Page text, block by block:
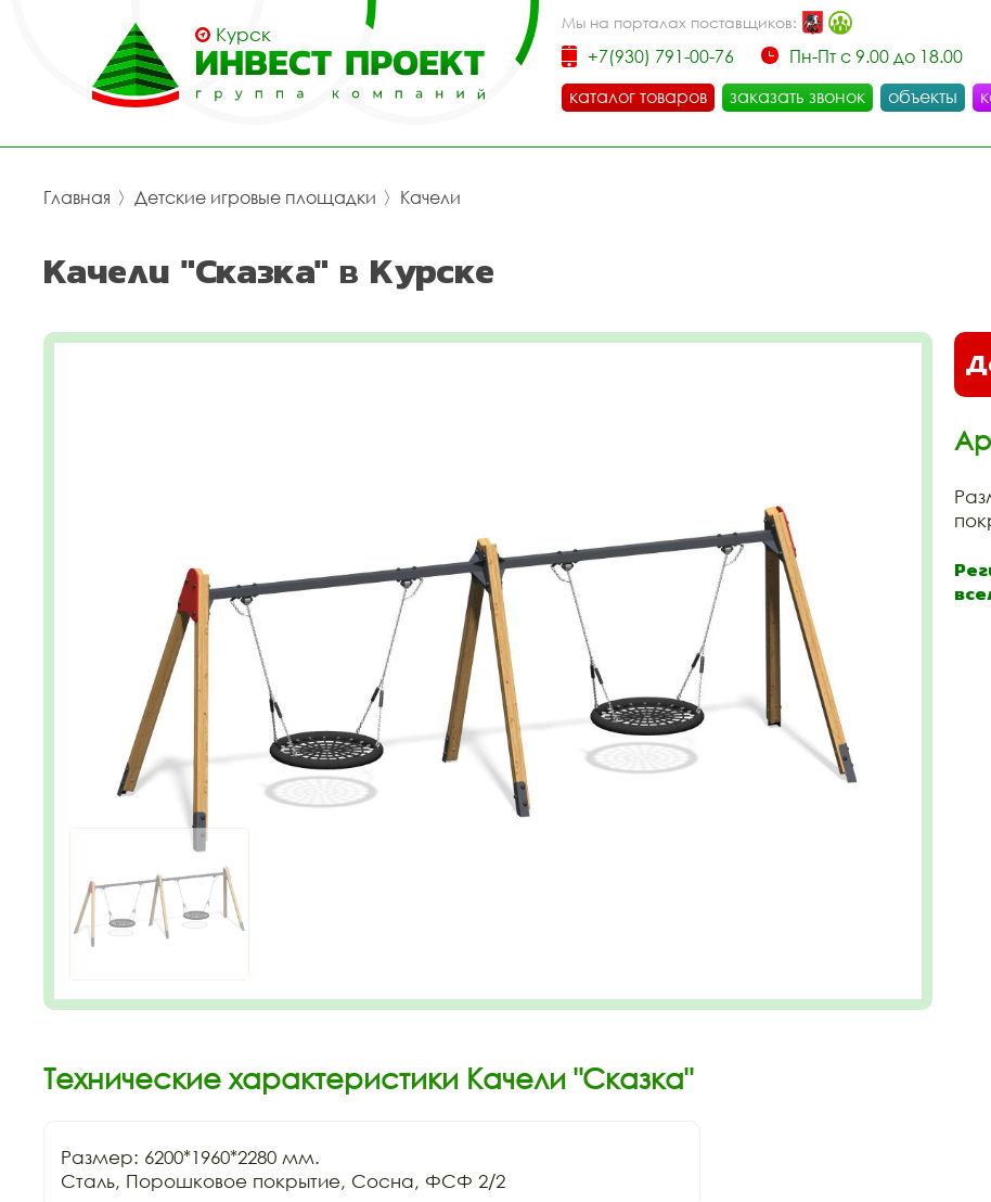
Курск
Мы на порталах поставщиков:
+7(930) 791-00-76
Пн-Пт с 9.00 до 18.00
каталог товаров
заказать звонок объекты
Главная 〉 Детские игровые площадки 〉 Качели
Качели "Сказка" в Курске
Технические характеристики Качели "Сказка"
Размер: 6200*1960*2280 мм.
Сталь, Порошковое покрытие, Сосна, ФСФ 2/2